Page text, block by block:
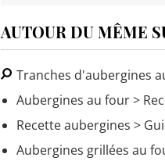
AUTOUR DU MÊME
Tranches d'aubergines
Aubergines au four>
Recette aubergines >
Aubergines grillées au